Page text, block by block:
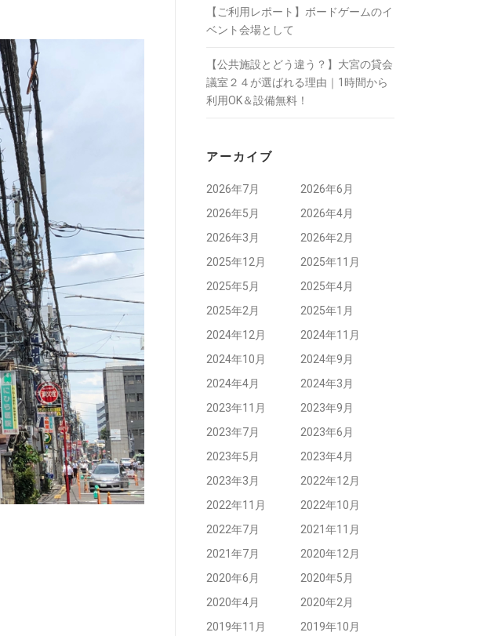
【ご利用レポート】ボードゲームのイ
ベント会場として
【公共施設とどう違う？】大宮の貸会
議室２４が選ばれる理由｜1時間から
利用OK＆設備無料！
アーカイブ
2026年7月
2026年6月
2026年5月
2026年4月
2026年3月
2026年2月
2025年12月
2025年11月
2025年5月
2025年4月
2025年2月
2025年1月
2024年12月
2024年11月
2024年10月
2024年9月
2024年4月
2024年3月
2023年11月
2023年9月
2023年7月
2023年6月
2023年5月
2023年4月
2023年3月
2022年12月
2022年11月
2022年10月
2022年7月
2021年11月
2021年7月
2020年12月
2020年6月
2020年5月
2020年4月
2020年2月
2019年11月
2019年10月